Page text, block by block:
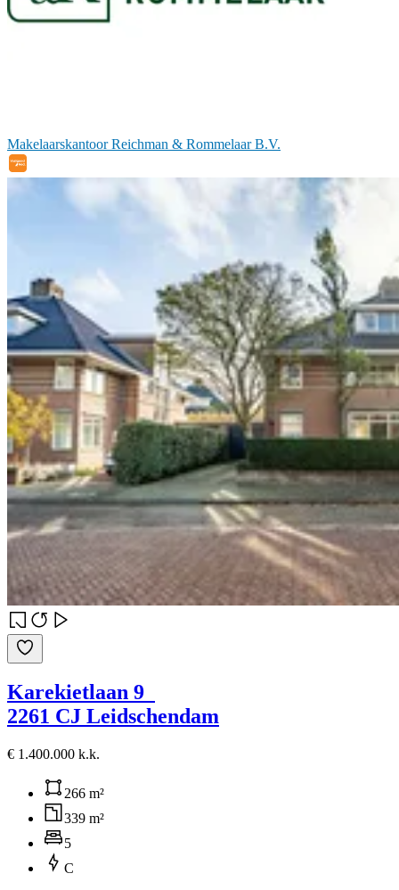
Makelaarskantoor Reichman & Rommelaar B.V.
Karekietlaan 9
2261 CJ Leidschendam
€ 1.400.000 k.k.
266 m²
339 m²
5
C